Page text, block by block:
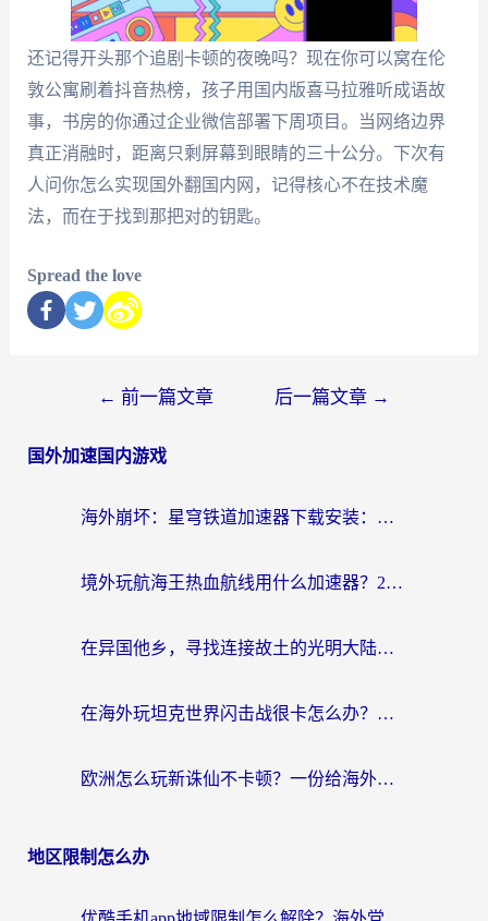
还记得开头那个追剧卡顿的夜晚吗？现在你可以窝在伦
敦公寓刷着抖音热榜，孩子用国内版喜马拉雅听成语故
事，书房的你通过企业微信部署下周项目。当网络边界
真正消融时，距离只剩屏幕到眼睛的三十公分。下次有
人问你怎么实现国外翻国内网，记得核心不在技术魔
法，而在于找到那把对的钥匙。
Spread the love
← 前一篇文章 后一篇文章 →
国外加速国内游戏
海外崩坏：星穹铁道加速器下载安装：一份给游子的终极网络指南
境外玩航海王热血航线用什么加速器？2026海外玩家实测最优方案（附欧洲问道堡垒前线加速技巧）
在异国他乡，寻找连接故土的光明大陆免费加速器
在海外玩坦克世界闪击战很卡怎么办？老玩家亲测有效的加速器选择指南
欧洲怎么玩新诛仙不卡顿？一份给海外游子的国服游戏畅玩指南
地区限制怎么办